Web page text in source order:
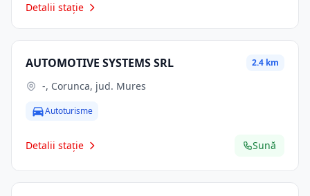
Detalii stație
AUTOMOTIVE SYSTEMS SRL 2.4 km
-, Corunca, jud. Mures
Autoturisme
Detalii stație Sună